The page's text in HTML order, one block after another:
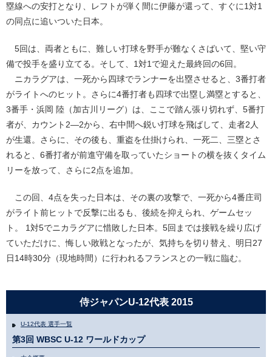
塁線への安打となり、レフトが弾く間に伊藤が還って、すぐに1対1
の同点に追いついた日本。
5回は、両者ともに、難しい打球を野手が難なくさばいて、堅い守
備で投手を盛り立てる。そして、1対1で迎えた最終回の6回。
ニカラグアは、一死から四球でランナーを出塁させると、3番打者
がライトへのヒット。さらに4番打者も四球で出塁し満塁とすると、
3番手・浜岡 陸（加古川リーグ）は、ここで踏ん張り切れず、5番打
者が、カウント2―2から、右中間へ鋭い打球を飛ばして、走者2人
が生還。さらに、その後も、重盗を仕掛けられ、一死二、三塁とさ
れると、6番打者が前進守備を取っていたショートの横を抜くタイム
リーを放って、さらに2点を追加。
この回、4点を失った日本は、その裏の攻撃で、一死から4番庄司
がライト前ヒットで反撃に出るも、後続を抑えられ、ゲームセッ
ト。 1対5でニカラグアに惜敗した日本。5回までは接戦を繰り広げ
ていただけに、悔しい敗戦となったが、気持ちを切り替え、明日27
日14時30分（現地時間）に行われるフランスとの一戦に臨む。
侍ジャパンU-12代表 2015
U-12代表 選手一覧
第3回 WBSC U-12 ワールドカップ